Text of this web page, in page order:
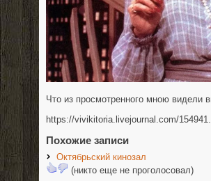
Что из просмотренного мною видели
https://vivikitoria.livejournal.com/
Похожие записи
Октябрьский кинозал
(никто еще не проголосовал)